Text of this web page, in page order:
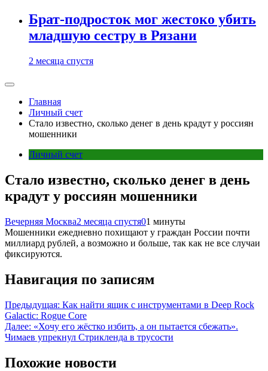
Брат-подросток мог жестоко убить
младшую сестру в Рязани
2 месяца спустя
Главная
Личный счет
Стало известно, сколько денег в день крадут у россиян
мошенники
Личный счет
Стало известно, сколько денег в день
крадут у россиян мошенники
Вечерняя Москва2 месяца спустя01 минуты
Мошенники ежедневно похищают у граждан России почти
миллиард рублей, а возможно и больше, так как не все случаи
фиксируются.
Навигация по записям
Предыдущая: Как найти ящик с инструментами в Deep Rock
Galactic: Rogue Core
Далее: «Хочу его жёстко избить, а он пытается сбежать».
Чимаев упрекнул Стрикленда в трусости
Похожие новости